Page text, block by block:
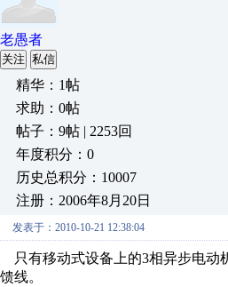
老愚者
关注 私信
精华：1帖
求助：0帖
帖子：9帖 | 2253回
年度积分：0
历史总积分：10007
注册：2006年8月20日
发表于：2010-10-21 12:38:04
只有移动式设备上的3相异步电动
馈线。